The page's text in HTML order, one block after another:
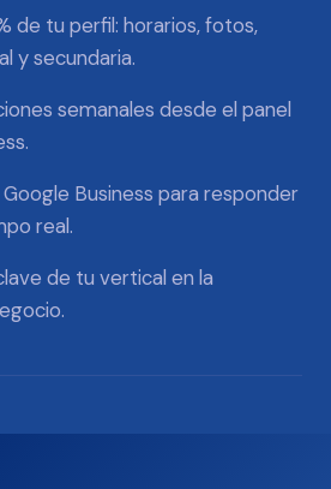
de tu perfil: horarios, fotos,
y secundaria.
semanales desde el panel
Business para responder
real.
de tu vertical en la